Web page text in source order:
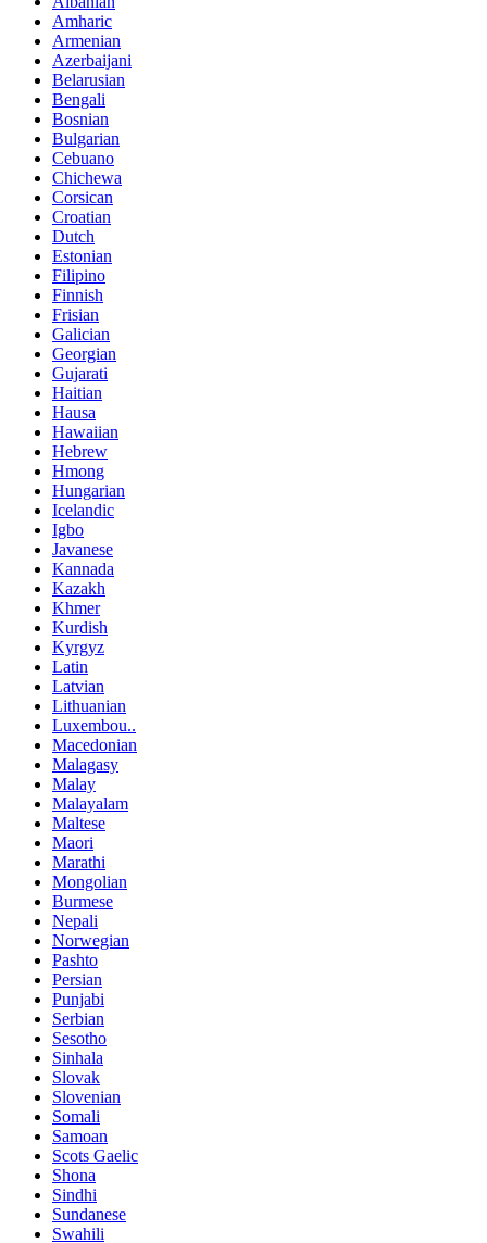
Amharic
Armenian
Azerbaijani
Belarusian
Bengali
Bosnian
Bulgarian
Cebuano
Chichewa
Corsican
Croatian
Dutch
Estonian
Filipino
Finnish
Frisian
Galician
Georgian
Gujarati
Haitian
Hausa
Hawaiian
Hebrew
Hmong
Hungarian
Icelandic
Igbo
Javanese
Kannada
Kazakh
Khmer
Kurdish
Kyrgyz
Latin
Latvian
Lithuanian
Luxembou..
Macedonian
Malagasy
Malay
Malayalam
Maltese
Maori
Marathi
Mongolian
Burmese
Nepali
Norwegian
Pashto
Persian
Punjabi
Serbian
Sesotho
Sinhala
Slovak
Slovenian
Somali
Samoan
Scots Gaelic
Shona
Sindhi
Sundanese
Swahili